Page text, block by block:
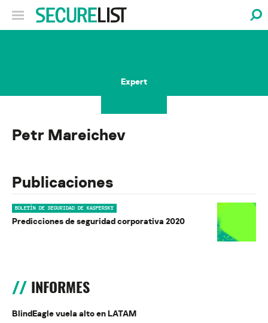
Expert
Petr Mareichev
Publicaciones
BOLETÍN DE SEGURIDAD DE KASPERSKY
Predicciones de seguridad corporativa 2020
INFORMES
BlindEagle vuela alto en LATAM